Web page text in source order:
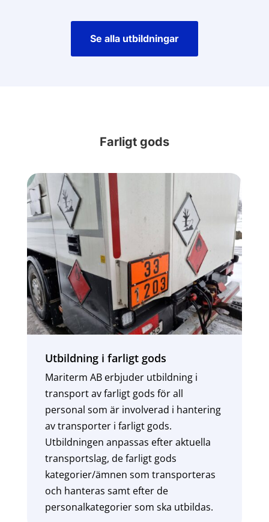
Se alla utbildningar
Farligt gods
Utbildning i farligt gods
Mariterm AB erbjuder utbildning i
transport av farligt gods för all
personal som är involverad i hantering
av transporter i farligt gods.
Utbildningen anpassas efter aktuella
transportslag, de farligt gods
kategorier/ämnen som transporteras
och hanteras samt efter de
personalkategorier som ska utbildas.